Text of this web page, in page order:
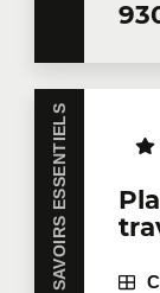
SAVOIRS ESSENTIELS